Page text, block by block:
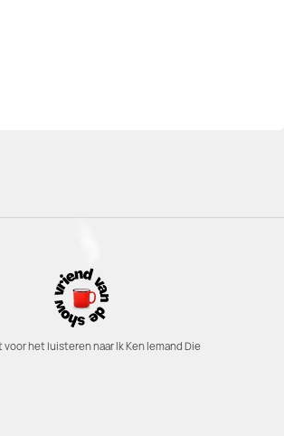
voor het luisteren naar Ik Ken Iemand Die